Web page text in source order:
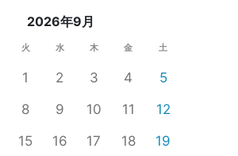
2026年9月
火 水 木 金 土
1 2 3 4
5
8 9 10 11
12
15 16 17 18
19